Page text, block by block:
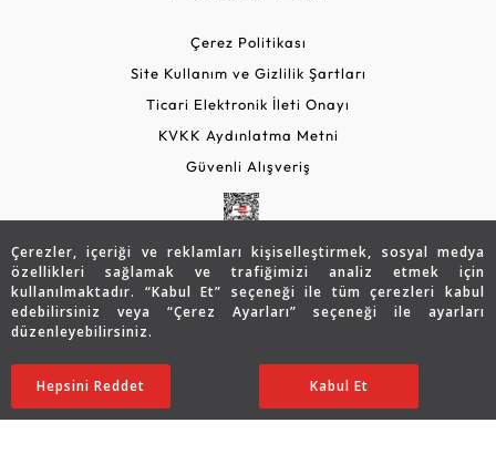
Çerezler, içeriği ve reklamları kişiselleştirmek, sosyal medya
özellikleri sağlamak ve trafiğimizi analiz etmek için
kullanılmaktadır. “Kabul Et” seçeneği ile tüm çerezleri kabul
edebilirsiniz veya “Çerez Ayarları” seçeneği ile ayarları
düzenleyebilirsiniz.
Ayarları Düzenle
Hepsini Reddet Kabul Et
31.379 TL
25.116 TL SATIN ALIN
Çerez Politikası
Site Kullanım ve Gizlilik Şartları
Ticari Elektronik İleti Onayı
KVKK Aydınlatma Metni
Güvenli Alışveriş
Copyright © 2026 Assos Pırlanta - Bu sitenin tüm hakları